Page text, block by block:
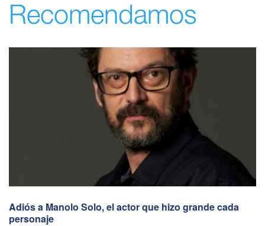
Recomendamos
Adiós a Manolo Solo, el actor que hizo grande cada
personaje